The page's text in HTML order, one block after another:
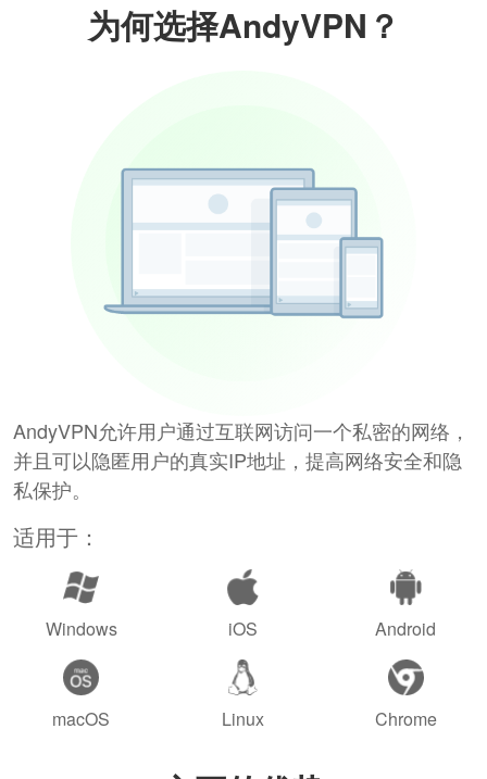
为何选择AndyVPN？
AndyVPN允许用户通过互联网访问一个私密的网络，
并且可以隐匿用户的真实IP地址，提高网络安全和隐
私保护。
适用于：
Windows iOS Android
macOS Linux Chrome